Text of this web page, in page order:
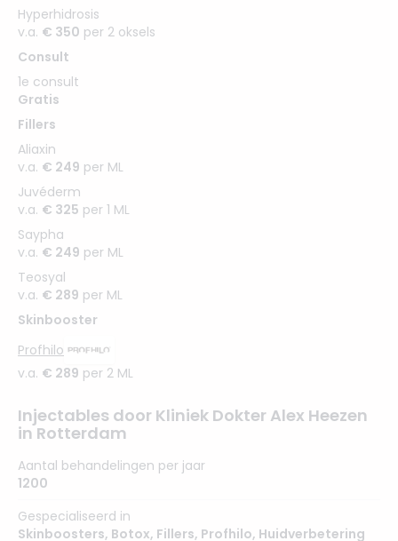
Hyperhidrosis
v.a. € 350 per 2 oksels
Consult
1e consult
Gratis
Fillers
Aliaxin
v.a. € 249 per ML
Juvéderm
v.a. € 325 per 1 ML
Saypha
v.a. € 249 per ML
Teosyal
v.a. € 289 per ML
Skinbooster
Profhilo
v.a. € 289 per 2 ML
Injectables door Kliniek Dokter Alex Heezen
in Rotterdam
Aantal behandelingen per jaar
1200
Gespecialiseerd in
Skinboosters, Botox, Fillers, Profhilo, Huidverbetering